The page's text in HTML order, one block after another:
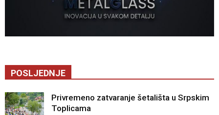
POSLJEDNJE
Privremeno zatvaranje šetališta u Srpskim
Toplicama